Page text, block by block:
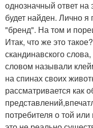
однозначный ответ на
будет найден. Лично я
"бренд". На том и
Итак, что же это
скандинавского
словом называли
на спинах своих
рассматривается как
потребителя о той